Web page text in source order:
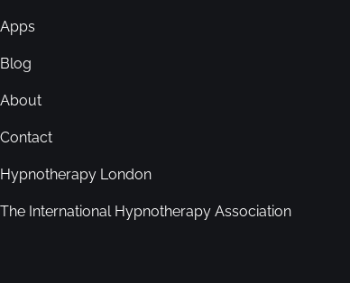
Apps
Blog
About
Contact
Hypnotherapy London
The International Hypnotherapy Association